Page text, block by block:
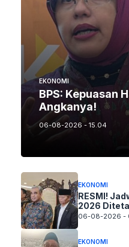
EKONOMI
BPS: Kepuasan
Angkanya!
06-08-2026 - 15.04
EKONOMI
RESMI!
2026
06-08-2026 -
EKONOMI